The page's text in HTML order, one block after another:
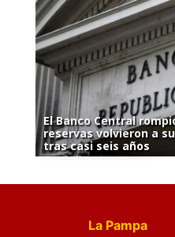
El Banco Central
reservas volvieron a
tras casi seis años
La Pampa